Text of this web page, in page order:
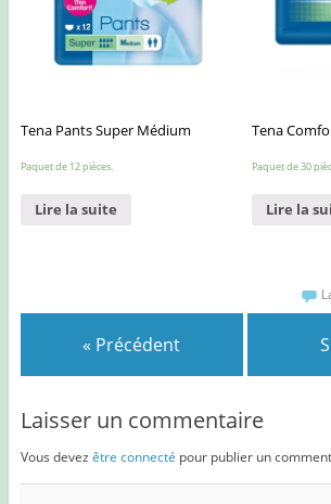
Tena Pants Super Médium
Paquet de 12 pièces.
Lire la suite
Tena
Paquet de 30
Lire la
« Précédent
Laisser un commentaire
Vous devez être connecté pour publier un